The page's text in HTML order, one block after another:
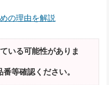
の理由を解説
いる可能性がありま
等確認ください。